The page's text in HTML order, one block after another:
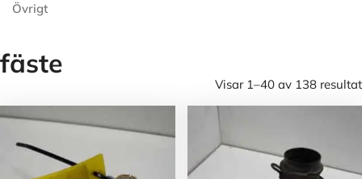
Övrigt
fäste
Visar 1–40 av 138 resultat